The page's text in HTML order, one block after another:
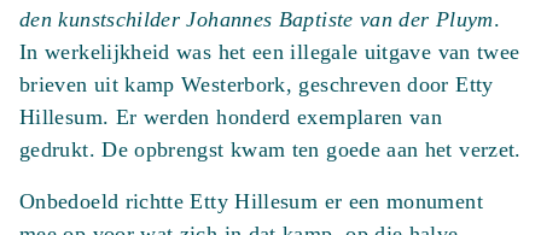
den kunstschilder Johannes Baptiste van der Pluym.
In werkelijkheid was het een illegale uitgave van twee
brieven uit kamp Westerbork, geschreven door Etty
Hillesum. Er werden honderd exemplaren van
gedrukt. De opbrengst kwam ten goede aan het verzet.
Onbedoeld richtte Etty Hillesum er een monument